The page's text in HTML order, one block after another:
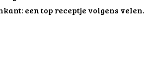
een top receptje volgens velen.